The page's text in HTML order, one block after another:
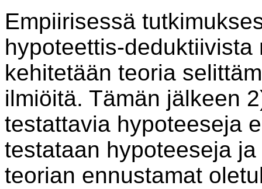
Empiirisessä
hypoteettis-
kehitetään teoria
ilmiöitä. Tämän jälkeen
testattavia hypoteeseja
testataan hypoteeseja
teorian ennustamat